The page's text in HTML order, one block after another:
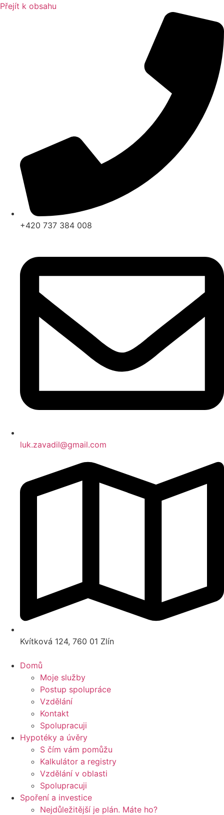
Přejít k obsahu
+420 737 384 008
luk.zavadil@gmail.com
Kvítková 124, 760 01 Zlín
Domů
Moje služby
Postup spolupráce
Vzdělání
Kontakt
Spolupracuji
Hypotéky a úvěry
S čím vám pomůžu
Kalkulátor a registry
Vzdělání v oblasti
Spolupracuji
Spoření a investice​
Nejdůležitější je plán. Máte ho?